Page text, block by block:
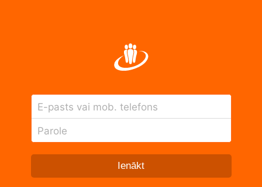
E-pasts vai mob. telefons
Parole
Ienākt